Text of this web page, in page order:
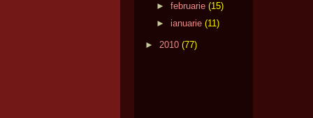
► februarie (15)
► ianuarie (11)
► 2010 (77)